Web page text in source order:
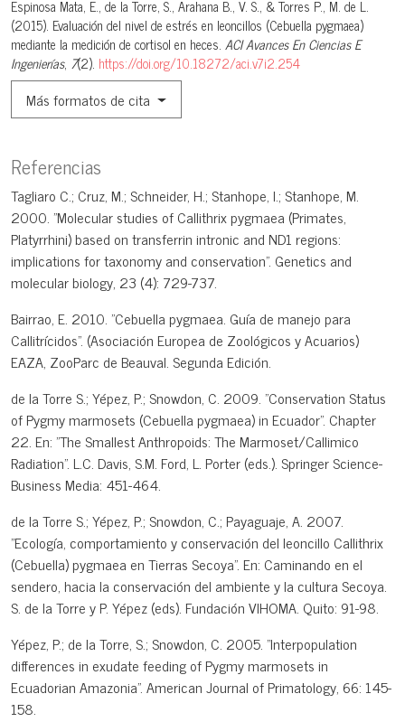
Espinosa Mata, E., de la Torre, S., Arahana B., V. S., & Torres P., M. de L.
(2015). Evaluación del nivel de estrés en leoncillos (Cebuella pygmaea)
mediante la medición de cortisol en heces. ACI Avances En Ciencias E
Ingenierías, 7(2). https://doi.org/10.18272/aci.v7i2.254
Más formatos de cita
Referencias
Tagliaro C.; Cruz, M.; Schneider, H.; Stanhope, I.; Stanhope, M.
2000. "Molecular studies of Callithrix pygmaea (Primates,
Platyrrhini) based on transferrin intronic and ND1 regions:
implications for taxonomy and conservation". Genetics and
molecular biology, 23 (4): 729-737.
Bairrao, E. 2010. "Cebuella pygmaea. Guía de manejo para
Callitrícidos". (Asociación Europea de Zoológicos y Acuarios)
EAZA, ZooParc de Beauval. Segunda Edición.
de la Torre S.; Yépez, P.; Snowdon, C. 2009. "Conservation Status
of Pygmy marmosets (Cebuella pygmaea) in Ecuador". Chapter
22. En: "The Smallest Anthropoids: The Marmoset/Callimico
Radiation". L.C. Davis, S.M. Ford, L. Porter (eds.). Springer Science-
Business Media: 451-464.
de la Torre S.; Yépez, P.; Snowdon, C.; Payaguaje, A. 2007.
"Ecología, comportamiento y conservación del leoncillo Callithrix
(Cebuella) pygmaea en Tierras Secoya". En: Caminando en el
sendero, hacia la conservación del ambiente y la cultura Secoya.
S. de la Torre y P. Yépez (eds). Fundación VIHOMA. Quito: 91-98.
Yépez, P.; de la Torre, S.; Snowdon, C. 2005. "Interpopulation
differences in exudate feeding of Pygmy marmosets in
Ecuadorian Amazonia". American Journal of Primatology, 66: 145-
158.